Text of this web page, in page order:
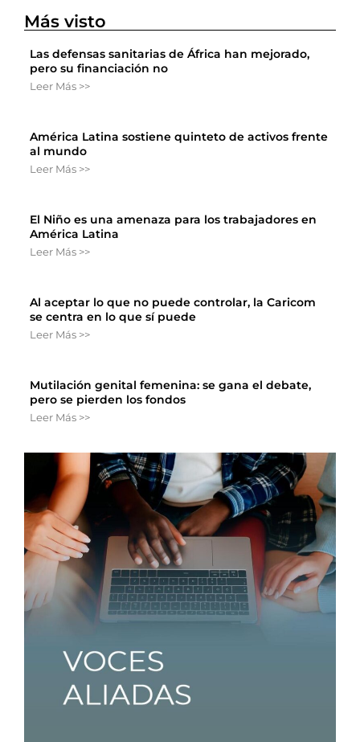
Más visto
Las defensas sanitarias de África han mejorado,
pero su financiación no
Leer Más >>
América Latina sostiene quinteto de activos frente
al mundo
Leer Más >>
El Niño es una amenaza para los trabajadores en
América Latina
Leer Más >>
Al aceptar lo que no puede controlar, la Caricom
se centra en lo que sí puede
Leer Más >>
Mutilación genital femenina: se gana el debate,
pero se pierden los fondos
Leer Más >>